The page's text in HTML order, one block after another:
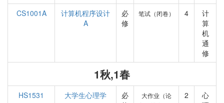
CS1001A
计算机程序设计
A
必
修
笔试（闭卷） 4
计
算
机
通
修
1秋,1春
HS1531 大学生心理学
必
大作业（论
2
心